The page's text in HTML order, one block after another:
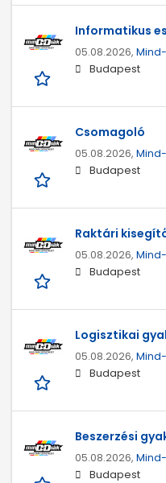
Informatikus
05.08.2026,
Budapest
Csomagoló
05.08.2026,
Budapest
Raktári
05.08.2026,
Budapest
Logisztikai
05.08.2026,
Budapest
Beszerzési
05.08.2026,
Budapest